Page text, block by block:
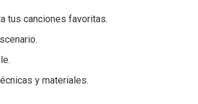
tus canciones favoritas.
y materiales.